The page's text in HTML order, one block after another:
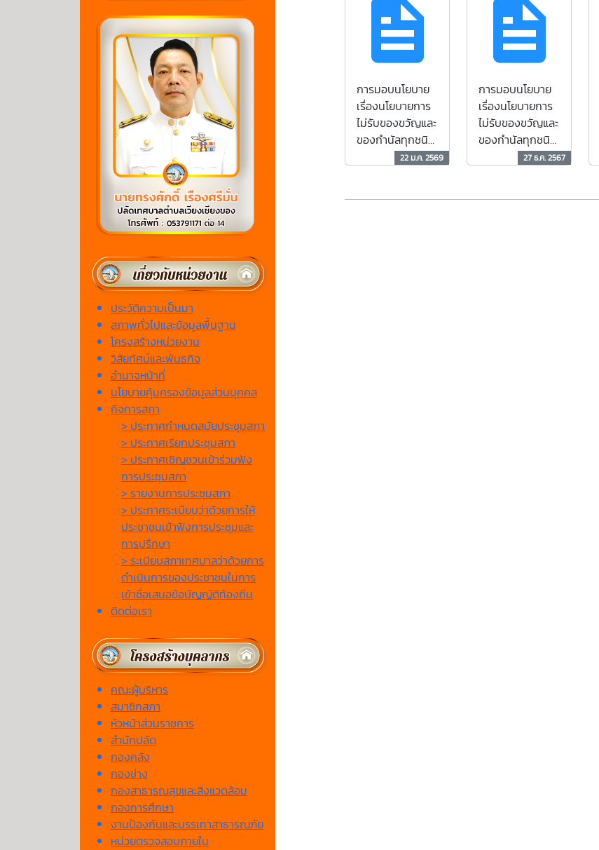
ประวัติความเป็นมา
สภาพทั่วไปและข้อมูลพื้นฐาน
โครงสร้างหน่วยงาน
วิสัยทัศน์และพันธกิจ
อำนาจหน้าที่
นโยบายคุ้มครองข้อมูลส่วนบุคคล
กิจการสภา
> ประกาศกำหนดสมัยประชุมสภา
> ประกาศเรียกประชุมสภา
> ประกาศเชิญชวนเข้าร่วมฟัง
การประชุมสภา
> รายงานการประชุมสภา
> ประกาศระเบียบว่าด้วยการให้
ประชาชนเข้าฟังการประชุมและ
การปรึกษา
> ระเบียบสภาเทศบาลว่าด้วยการ
ดำเนินการของประชาชนในการ
เข้าชื่อเสนอข้อบัญญัติท้องถิ่น
ติดต่อเรา
คณะผู้บริหาร
สมาชิกสภา
หัวหน้าส่วนราชการ
สำนักปลัด
กองคลัง
กองช่าง
กองสาธารณสุขและสิ่งแวดล้อม
กองการศึกษา
งานป้องกันและบรรเทาสาธารณภัย
หน่วยตรวจสอบภายใน
การมอบนโยบาย
เรื่องนโยบายการ
ไม่รับของขวัญและ
ของกำนัลทุกชนิด
จากการปฎิบัติ22 ม.ค. 2569
การมอบนโยบาย
เรื่องนโยบายการ
ไม่รับของขวัญและ
ของกำนัลทุกชนิด
จากการปฎิบัติ27 ธ.ค. 2567